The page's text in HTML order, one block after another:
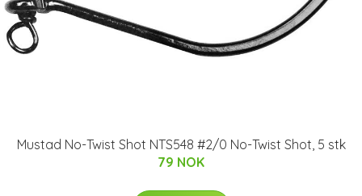
Mustad No-Twist Shot NTS548 #2/0 No-Twist Shot, 5 stk
79 NOK